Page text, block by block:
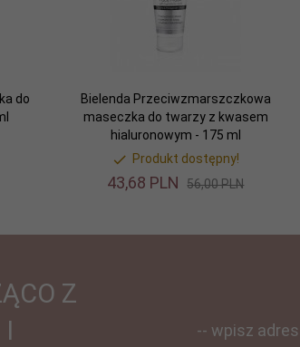
do
Bielenda Przeciwzmarszczkowa
maseczka do twarzy z kwasem
hialuronowym - 175 ml
Produkt dostępny!
43,68 PLN 56,00 PLN
Z
-- wpisz